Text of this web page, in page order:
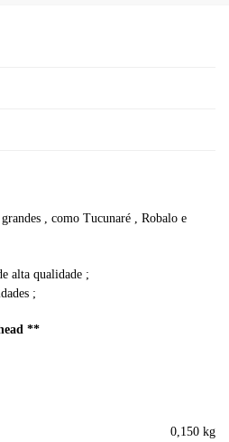
, como Tucunaré , Robalo e
alta qualidade ;
;
**
0,150 kg